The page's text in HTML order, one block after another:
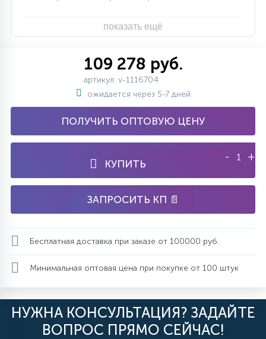
показать ещё
109 278 руб.
артикул: v-1116704
ожидается через 5-7 дней
ПОЛУЧИТЬ ОПТОВУЮ ЦЕНУ
КУПИТЬ
- +
ЗАПРОСИТЬ КП 📄
Бесплатная доставка при заказе от 100000 руб.
Минимальная оптовая цена при покупке от 100 штук
НУЖНА КОНСУЛЬТАЦИЯ? ЗАДАЙТЕ
ВОПРОС ПРЯМО СЕЙЧАС!